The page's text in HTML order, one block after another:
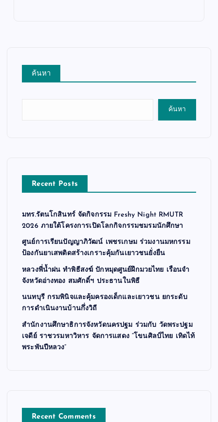
ค้นหา
ค้นหา
Recent Posts
มทร.รัตนโกสินทร์ จัดกิจกรรม Freshy Night RMUTR
2026 ภายใต้โครงการเปิดโลกกิจกรรมชมรมนักศึกษา
ศูนย์การเรียนปัญญาภิวัฒน์ เพชรเกษม ร่วมงานมหกรรม
ป้องกันยาเสพติดสร้างเกราะคุ้มกันเยาวชนยั่งยืน
หลวงพี่น้ำฝน ทำพิธีสงฆ์ ปักหมุดศูนย์ฝึกมวยไทย เรือนจำ
จังหวัดอ่างทอง สมศักดิ์ฯ ประธานในพิธี
นนทบุรี กรมพินิจและคุ้มครองเด็กและเยาวชน ยกระดับ
การดำเนินงานบ้านกึ่งวิถี
สำนักงานศึกษาธิการจังหวัดนครปฐม ร่วมกับ วัดพระปฐม
เจดีย์ ราชวรมหาวิหาร จัดการแสดง “โขนศิลป์ไทย เทิดไท้
พระพันปีหลวง”
Recent Comments